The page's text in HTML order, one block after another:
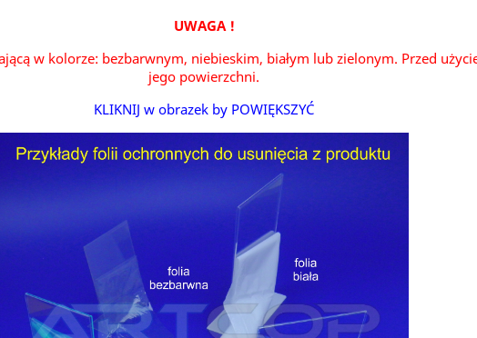
UWAGA !
w kolorze: bezbarwnym, niebieskim, białym lub zielonym. Przed
jego powierzchni.
KLIKNIJ w obrazek by POWIĘKSZYĆ